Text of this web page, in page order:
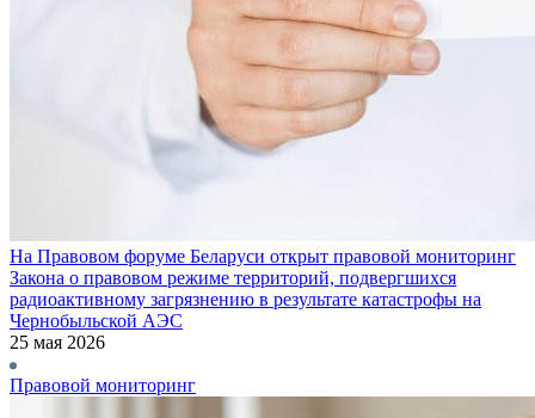
На Правовом форуме Беларуси открыт правовой мониторинг
Закона о правовом режиме территорий, подвергшихся
радиоактивному загрязнению в результате катастрофы на
Чернобыльской АЭС
25 мая 2026
Правовой мониторинг